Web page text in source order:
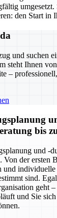
den Start in
und suchen
steht Ihnen
–
bis
und -
Von der ersten
individuelle
sind.
geht
und Sie